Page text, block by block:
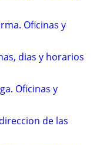
Oficinas y
dias y horarios
Oficinas y
de las